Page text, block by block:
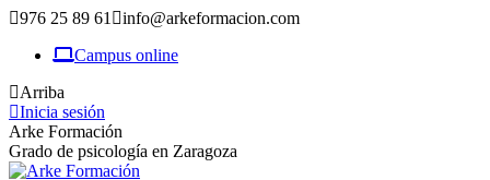
976 25 89 61
info@arkeformacion.com
Campus online
Arriba
Inicia sesión
Arke Formación
Grado de psicología en Zaragoza